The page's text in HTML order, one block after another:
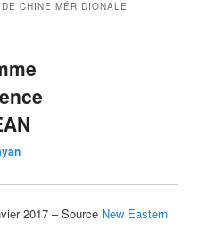
CHINE MÉRIDIONALE
2017 – Source New Eastern